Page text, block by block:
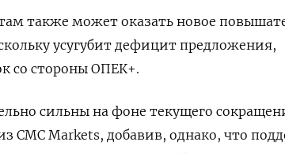
также может оказать новое
усугубит дефицит предложения,
со стороны ОПЕК+.
сильны на фоне текущего
CMC Markets, добавив, однако, что